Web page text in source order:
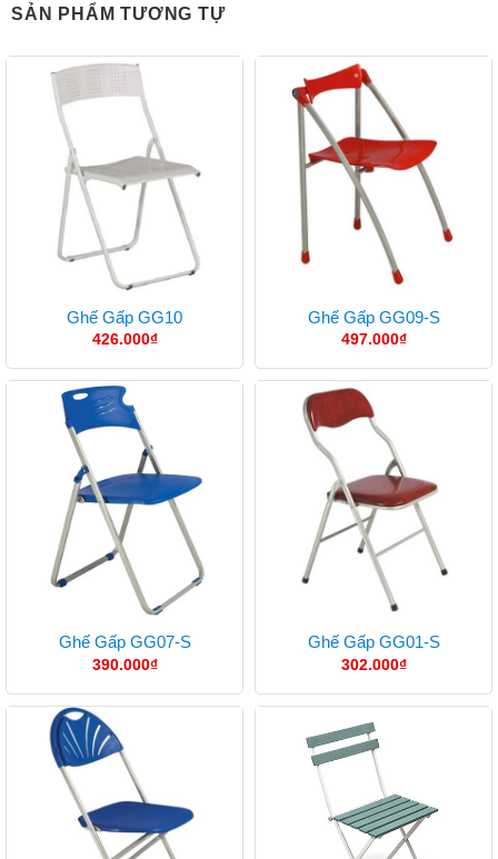
SẢN PHẨM TƯƠNG TỰ
Ghế Gấp GG10
426.000₫
Ghế Gấp GG09-S
497.000₫
Ghế Gấp GG07-S
390.000₫
Ghế Gấp GG01-S
302.000₫